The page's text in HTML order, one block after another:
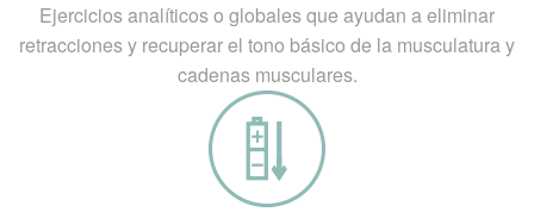
Ejercicios analíticos o globales que ayudan a eliminar
retracciones y recuperar el tono básico de la musculatura y
cadenas musculares.